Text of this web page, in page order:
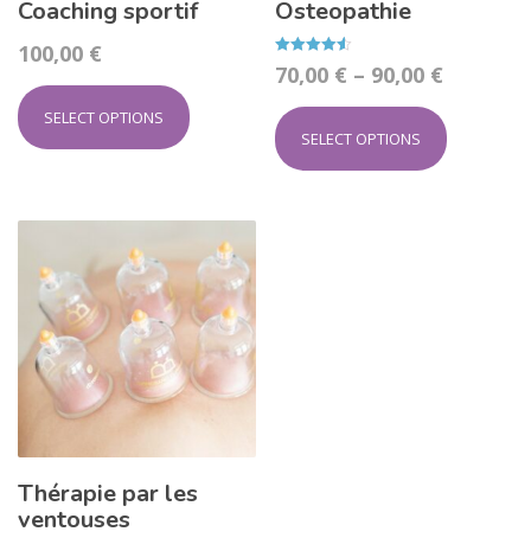
Coaching sportif
100,00 €
SELECT OPTIONS
Osteopathie
Rated
4.50
70,00 € – 90,00 €
SELECT OPTIONS
Thérapie par les
ventouses